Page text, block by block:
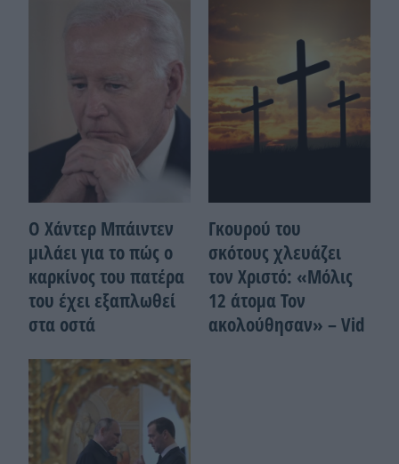
Ο Χάντερ Μπάιντεν
μιλάει για το πώς ο
καρκίνος του πατέρα
του έχει εξαπλωθεί
στα οστά
Γκουρού του
σκότους χλευάζει
τον Χριστό: «Μόλις
12 άτομα Τον
ακολούθησαν» – Vid